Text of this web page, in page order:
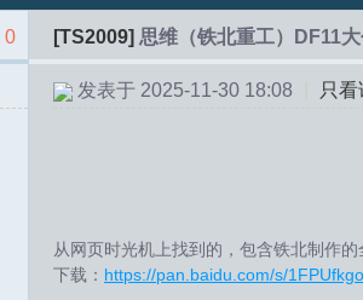
›
0 [TS2009] 思维（铁北重工）DF11
发表于 2025-11-30 18:08 只
从网页时光机上找到的，包含铁北制作
下载： https://pan.baidu.com/s/